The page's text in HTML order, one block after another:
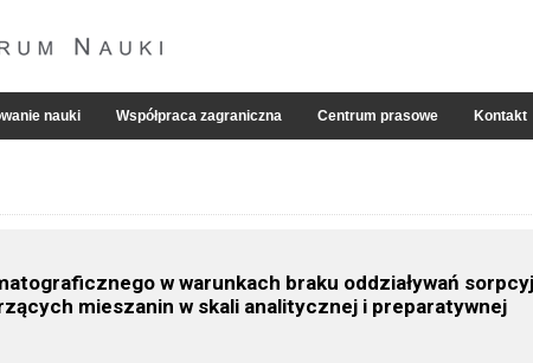
nauki Współpraca zagraniczna Centrum prasowe Kontakt
w warunkach braku oddziaływań
mieszanin w skali analitycznej i preparatywnej